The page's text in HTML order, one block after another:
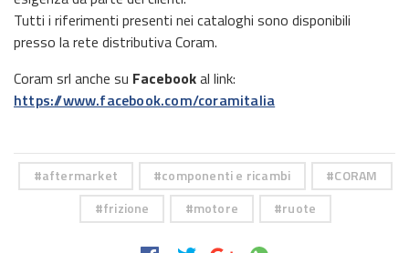
Tutti i riferimenti presenti nei cataloghi sono disponibili
presso la rete distributiva Coram.
Coram srl anche su Facebookal link:
https://www.facebook.com/coramitalia
aftermarket componenti e ricambi
CORAM
frizione
motore ruote